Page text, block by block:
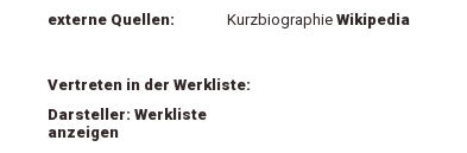
externe Quellen:
Kurzbiographie Wikipedia
Vertreten in der Werkliste:
Darsteller: Werkliste
anzeigen